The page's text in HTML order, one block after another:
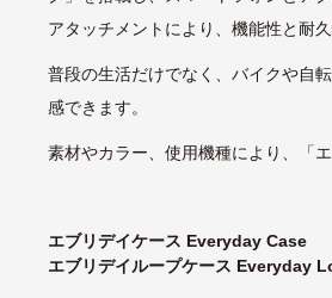
アタッチメントにより、機能性と耐
普段の生活だけでなく、バイクや自
感できます。
素材やカラー、使用機種により、「
エブリデイケース Everyday Case
エブリデイループケース Everyday